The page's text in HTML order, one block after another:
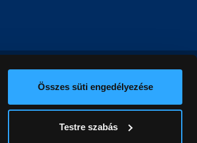
Összes süti engedélyezése
Testre szabás